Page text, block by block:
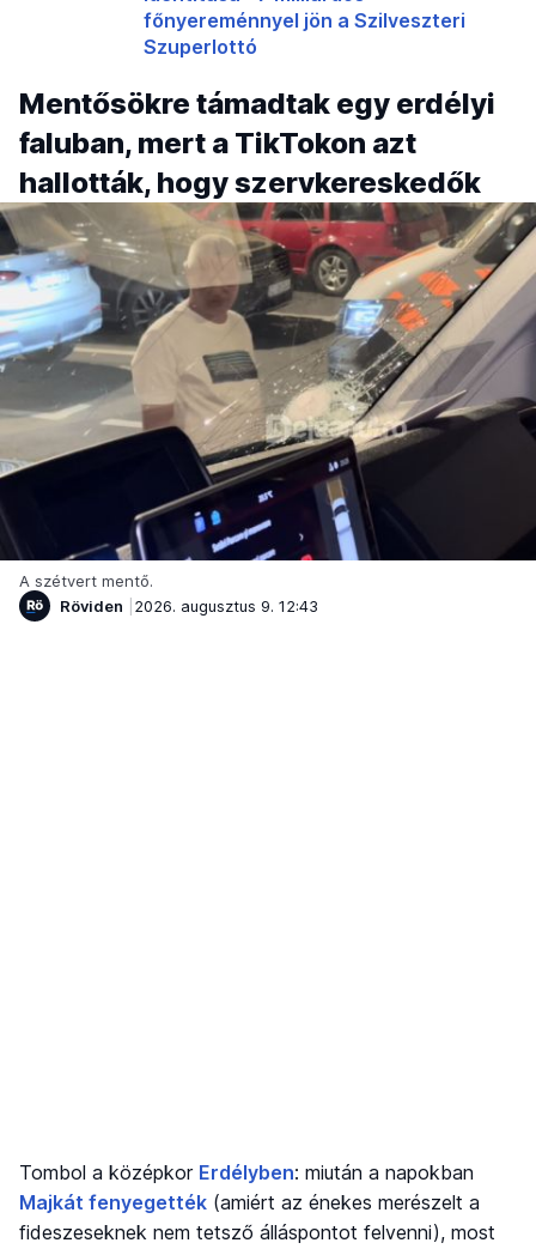
főnyereménnyel jön a Szilveszteri
Szuperlottó
Mentősökre támadtak egy erdélyi
faluban, mert a TikTokon azt
hallották, hogy szervkereskedők
A szétvert mentő.
Röviden
2026. augusztus 9. 12:43
Tombol a középkor Erdélyben: miután a napokban
Majkát fenyegették (amiért az énekes merészelt a
fideszeseknek nem tetsző álláspontot felvenni), most